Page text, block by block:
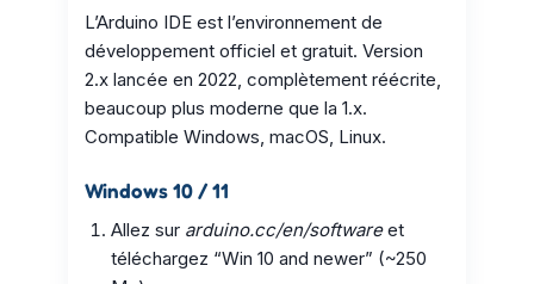
L’Arduino IDE est l’environnement de
développement officiel et gratuit. Version
2.x lancée en 2022, complètement réécrite,
beaucoup plus moderne que la 1.x.
Compatible Windows, macOS, Linux.
Windows 10 / 11
Allez sur arduino.cc/en/softwareet
téléchargez “Win 10 and newer” (~250